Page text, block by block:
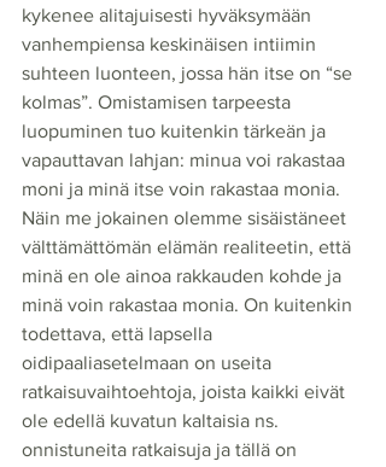
kykenee alitajuisesti hyväksymään
vanhempiensa keskinäisen intiimin
suhteen luonteen, jossa hän itse on “se
kolmas”. Omistamisen tarpeesta
luopuminen tuo kuitenkin tärkeän ja
vapauttavan lahjan: minua voi rakastaa
moni ja minä itse voin rakastaa monia.
Näin me jokainen olemme sisäistäneet
välttämättömän elämän realiteetin, että
minä en ole ainoa rakkauden kohde ja
minä voin rakastaa monia. On kuitenkin
todettava, että lapsella
oidipaaliasetelmaan on useita
ratkaisuvaihtoehtoja, joista kaikki eivät
ole edellä kuvatun kaltaisia ns.
onnistuneita ratkaisuja ja tällä on